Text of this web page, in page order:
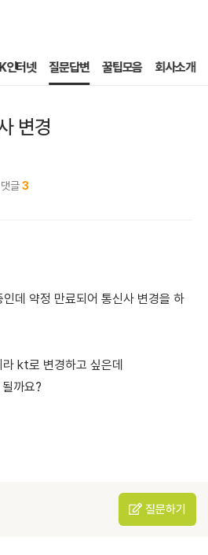
인터넷 질문답변 꿀팁모음 회사소개
변경
댓글 3
데 약정 만료되어 통신사 변경을 하
kt로 변경하고 싶은데
까요?
질문하기